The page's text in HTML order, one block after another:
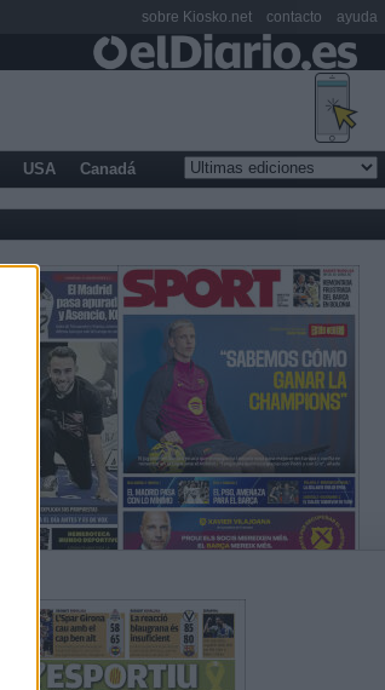
USA Canadá
sobre Kiosko.net contacto ayuda